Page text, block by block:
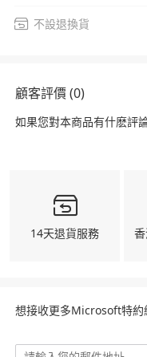
不設退換貨
顧客評價 (0)
如果您對本商品有什麽評
14天退貨服務
想接收更多Microsoft特約